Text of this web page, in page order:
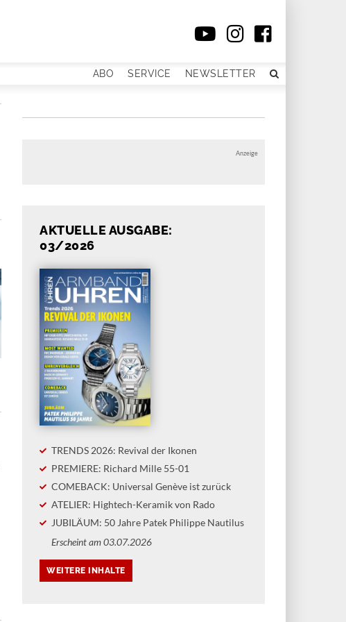
ABO SERVICE NEWSLETTER
O-TON
MORITZ GROSSMANN
CHRISTINE HUTTER IM
INTERVIEW
«KLEIN UND FEIN
BLEIBEN»
Die Manufaktur Moritz Grossmann
begeht den 200. Geburtstag ihres
Gespräch mit Christine Hutter, unter
deren Leitung die Marke neu
Manufaktur in Glashütte gebaut
wurde.
FADE
TOOLWATCHES MIT
TIEFGANG
In diesem «Uhrenvergleich» nehmen
Produktion unter die Lupe. Die junge
Anzeige
AKTUELLE AUSGABE:
03/2026
TRENDS 2026: Revival der Ikonen
PREMIERE: Richard Mille 55-01
COMEBACK: Universal Genève ist zurück
ATELIER: Hightech-Keramik von Rado
JUBILÄUM: 50 Jahre Patek Philippe Nautilus
Erscheint am 03.07.2026